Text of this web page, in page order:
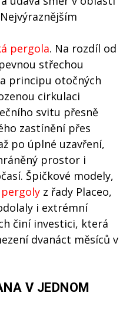
pergola. Na rozdíl od
střechou
principu otočných
cirkulaci
svitu přesně
zastínění přes
po úplné uzavření,
prostor i
Špičkové modely,
z řady Placeo,
i extrémní
činí investici, která
dvanáct měsíců v
V JEDNOM